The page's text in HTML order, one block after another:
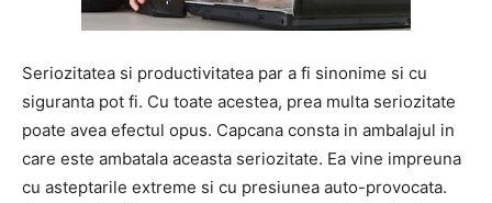
Seriozitatea si productivitatea par a fi sinonime si cu
siguranta pot fi. Cu toate acestea, prea multa seriozitate
poate avea efectul opus. Capcana consta in ambalajul in
care este ambatala aceasta seriozitate. Ea vine impreuna
cu asteptarile extreme si cu presiunea auto-provocata.